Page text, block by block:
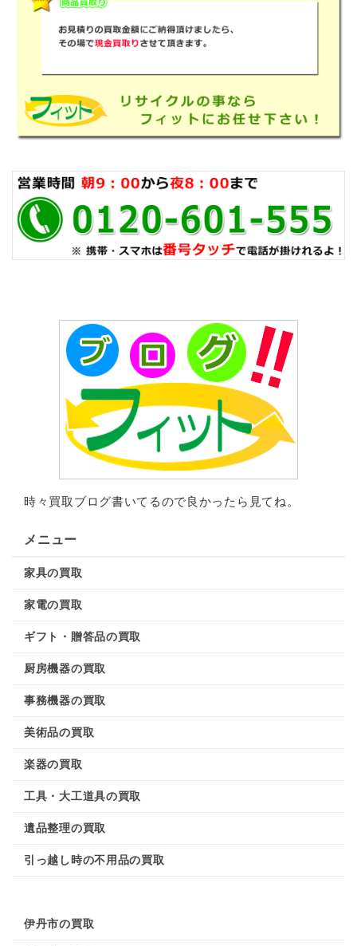
時々買取ブログ書いてるので良かったら見てね。
メニュー
家具の買取
家電の買取
ギフト・贈答品の買取
厨房機器の買取
事務機器の買取
美術品の買取
楽器の買取
工具・大工道具の買取
遺品整理の買取
引っ越し時の不用品の買取
伊丹市の買取